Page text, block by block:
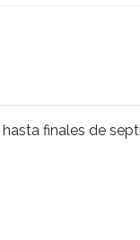
finales de